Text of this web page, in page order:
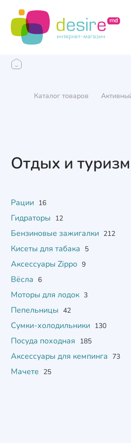
Каталог товаров
Отдых и
Рации 16
Гидраторы 12
Бензиновые зажигалки 212
Кисеты для табака 5
Аксессуары Zippo 9
Вёсла 6
Моторы для лодок 3
Пепельницы 42
Сумки-холодильники 130
Посуда походная 185
Аксессуары для кемпинга 73
Мачете 25